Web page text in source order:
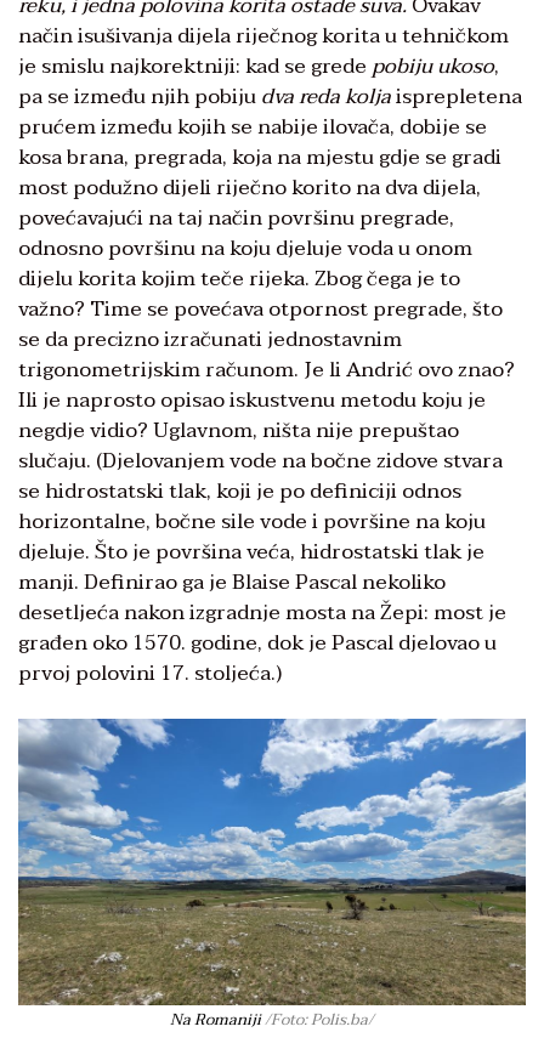
način isušivanja dijela riječnog korita u tehničkom
je smislu najkorektniji: kad se grede pobiju ukoso,
pa se između njih pobijudva reda koljaisprepletena
prućem između kojih se nabije ilovača, dobije se
kosa brana, pregrada, koja na mjestu gdje se gradi
most podužno dijeli riječno korito na dva dijela,
povećavajući na taj način površinu pregrade,
odnosno površinu na koju djeluje voda u onom
dijelu korita kojim teče rijeka. Zbog čega je to
važno? Time se povećava otpornost pregrade, što
se da precizno izračunati jednostavnim
trigonometrijskim računom. Je li Andrić ovo znao?
Ili je naprosto opisao iskustvenu metodu koju je
negdje vidio? Uglavnom, ništa nije prepuštao
slučaju. (Djelovanjem vode na bočne zidove stvara
se hidrostatski tlak, koji je po definiciji odnos
horizontalne, bočne sile vode i površine na koju
djeluje. Što je površina veća, hidrostatski tlak je
manji. Definirao ga je Blaise Pascal nekoliko
desetljeća nakon izgradnje mosta na Žepi: most je
građen oko 1570. godine, dok je Pascal djelovao u
prvoj polovini 17. stoljeća.)
Na Romaniji/Foto: Polis.ba/